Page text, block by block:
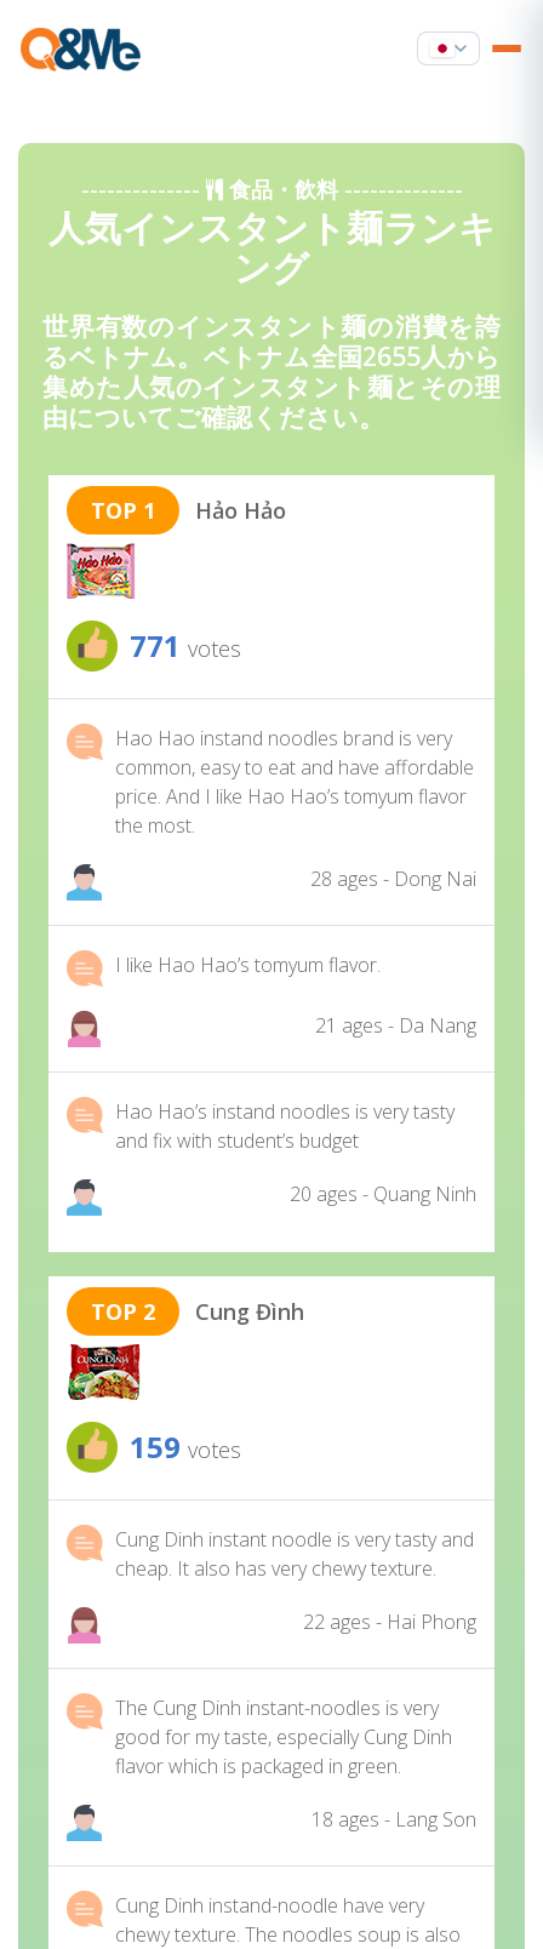
-------------- 食品・飲料--------------
人気インスタント麺ランキ
ング
世界有数のインスタント麺の消費を誇
るベトナム。ベトナム全国2655人から
集めた人気のインスタント麺とその理
由についてご確認ください。
TOP 1 Hảo Hảo
771 votes
Hao Hao instand noodles brand is very
common, easy to eat and have affordable
price. And I like Hao Hao’s tomyum flavor
the most.
28 ages - Dong Nai
I like Hao Hao’s tomyum flavor.
21 ages - Da Nang
Hao Hao’s instand noodles is very tasty
and fix with student’s budget
20 ages - Quang Ninh
TOP 2 Cung Đình
159 votes
Cung Dinh instant noodle is very tasty and
cheap. It also has very chewy texture.
22 ages - Hai Phong
The Cung Dinh instant-noodles is very
good for my taste, especially Cung Dinh
flavor which is packaged in green.
18 ages - Lang Son
Cung Dinh instand-noodle have very
chewy texture. The noodles soup is also